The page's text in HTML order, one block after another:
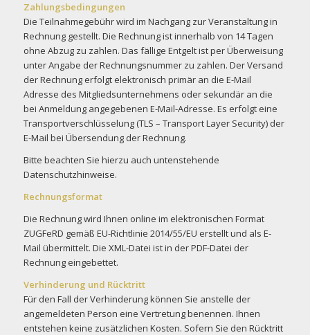
Zahlungsbedingungen
Die Teilnahmegebühr wird im Nachgang zur Veranstaltung in
Rechnung gestellt. Die Rechnung ist innerhalb von 14 Tagen
ohne Abzug zu zahlen. Das fällige Entgelt ist per Überweisung
unter Angabe der Rechnungsnummer zu zahlen. Der Versand
der Rechnung erfolgt elektronisch primär an die E-Mail
Adresse des Mitgliedsunternehmens oder sekundär an die
bei Anmeldung angegebenen E-Mail-Adresse. Es erfolgt eine
Transportverschlüsselung (TLS – Transport Layer Security) der
E-Mail bei Übersendung der Rechnung.
Bitte beachten Sie hierzu auch untenstehende
Datenschutzhinweise.
Rechnungsformat
Die Rechnung wird Ihnen online im elektronischen Format
ZUGFeRD gemäß EU-Richtlinie 2014/55/EU erstellt und als E-
Mail übermittelt. Die XML-Datei ist in der PDF-Datei der
Rechnung eingebettet.
Verhinderung und Rücktritt
Für den Fall der Verhinderung können Sie anstelle der
angemeldeten Person eine Vertretung benennen. Ihnen
entstehen keine zusätzlichen Kosten. Sofern Sie den Rücktritt